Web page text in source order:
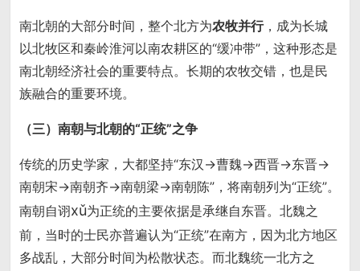
南北朝的大部分时间，整个北方为农牧并行，成为长城
以北牧区和秦岭淮河以南农耕区的“缓冲带”，这种形态是
南北朝经济社会的重要特点。长期的农牧交错，也是民
族融合的重要环境。
（三）南朝与北朝的“正统”之争
传统的历史学家，大都坚持“东汉→曹魏→西晋→东晋→
南朝宋→南朝齐→南朝梁→南朝陈”，将南朝列为“正统”。
南朝自诩xǔ为正统的主要依据是承继自东晋。北魏之
前，当时的士民亦普遍认为“正统”在南方，因为北方地区
多战乱，大部分时间为松散状态。而北魏统一北方之